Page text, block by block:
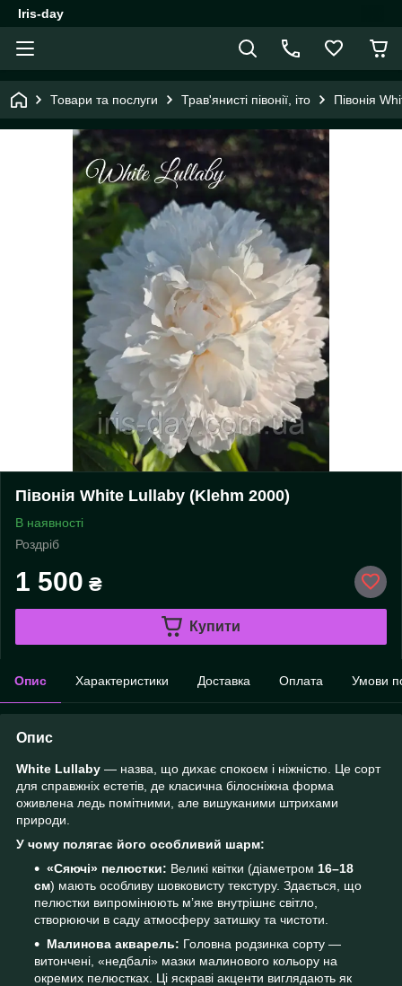
Iris-day
Товари та послуги Трав'янисті півонії, іто Півонія
Півонія White Lullaby (Klehm 2000)
В наявності
Роздріб
1 500 ₴
Купити
Опис Характеристики Доставка Оплата Умови
Опис
White Lullaby — назва, що дихає спокоєм і ніжністю. Це сорт
для справжніх естетів, де класична білосніжна форма
оживлена ледь помітними, але вишуканими штрихами
природи.
У чому полягає його особливий шарм:
«Сяючі» пелюстки: Великі квітки (діаметром 16–18
см) мають особливу шовковисту текстуру. Здається, що
пелюстки випромінюють м’яке внутрішнє світло,
створюючи в саду атмосферу затишку та чистоти.
Малинова акварель: Головна родзинка сорту —
витончені, «недбалі» мазки малинового кольору на
окремих пелюстках. Ці яскраві акценти виглядають як